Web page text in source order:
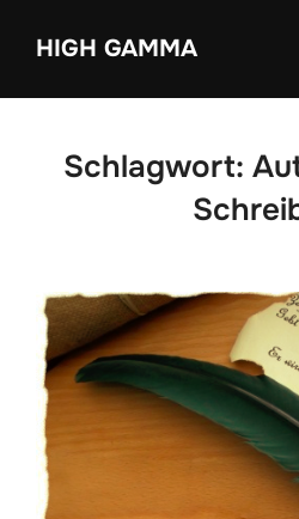
InhaltHIGH GAMMA
Schlagwort: